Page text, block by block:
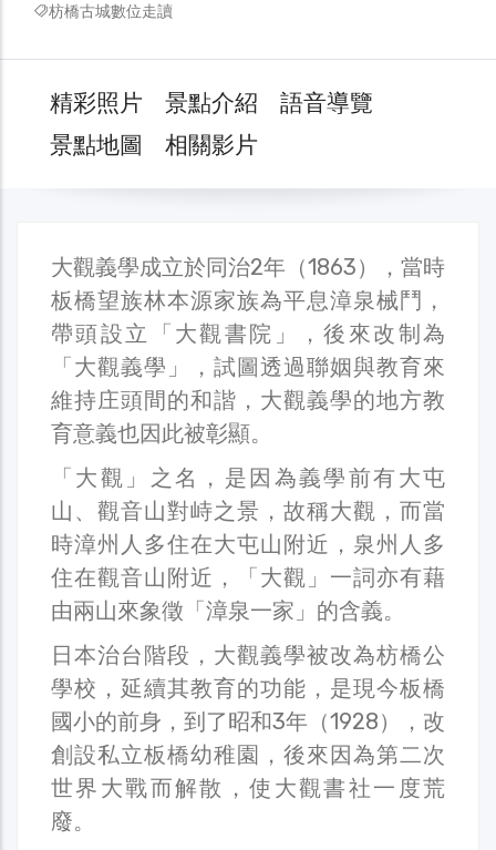
枋橋古城數位走讀
精彩照片 景點介紹
語音導覽
景點地圖
相關影片
大觀義學成立於同治2年（1863），當時
板橋望族林本源家族為平息漳泉械鬥，
帶頭設立「大觀書院」，後來改制為
「大觀義學」，試圖透過聯姻與教育來
維持庄頭間的和諧，大觀義學的地方教
育意義也因此被彰顯。
「大觀」之名，是因為義學前有大屯
山、觀音山對峙之景，故稱大觀，而當
時漳州人多住在大屯山附近，泉州人多
住在觀音山附近，「大觀」一詞亦有藉
由兩山來象徵「漳泉一家」的含義。
日本治台階段，大觀義學被改為枋橋公
學校，延續其教育的功能，是現今板橋
國小的前身，到了昭和3年（1928），改
創設私立板橋幼稚園，後來因為第二次
世界大戰而解散，使大觀書社一度荒
廢。